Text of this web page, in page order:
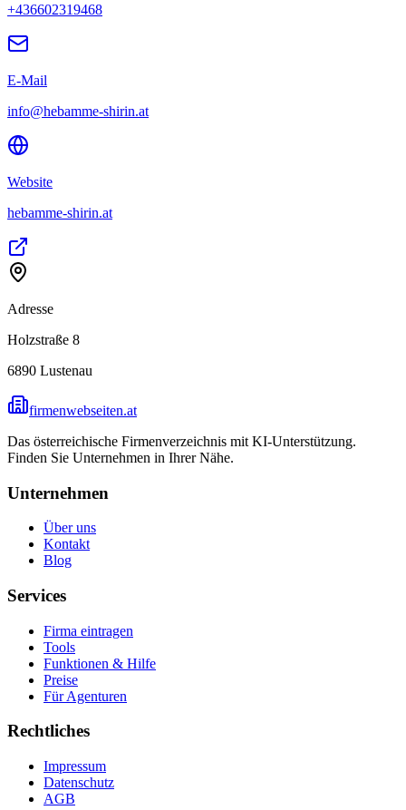
+436602319468
E-Mail
info@hebamme-shirin.at
Website
hebamme-shirin.at
Adresse
Holzstraße 8
6890 Lustenau
firmenwebseiten.at
Das österreichische Firmenverzeichnis mit KI-Unterstützung.
Finden Sie Unternehmen in Ihrer Nähe.
Unternehmen
Über uns
Kontakt
Blog
Services
Firma eintragen
Tools
Funktionen & Hilfe
Preise
Für Agenturen
Rechtliches
Impressum
Datenschutz
AGB